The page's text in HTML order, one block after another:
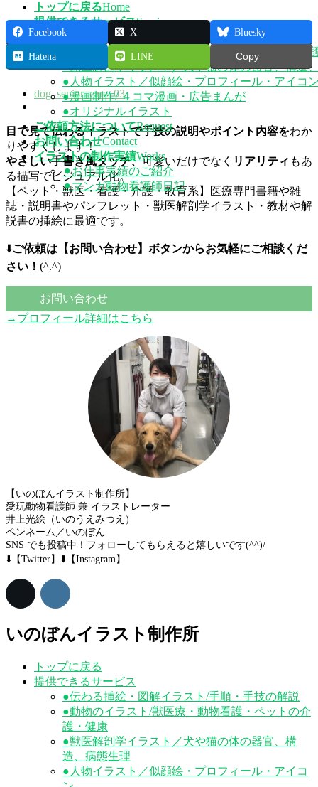
トップに戻るHome
提供できるサービスService
●伝わる挿絵・図解イラスト/手順・手技の解説
●動物のイラスト/獣医療・動物看護・ペットの介
●獣医解剖学イラスト／犬や猫の体の器官、構造
●人物イラスト／似顔絵・プロフィール・アイコ
●漫画制作/ ４コマ漫画・広告まんが
●オリジナルイラスト
ご依頼方法についてRequest
お問い合わせContact
イラストの制作実績Works
⚫︎お仕事実績のご紹介
⚫︎マンガ動物看護師日記
Facebook X Bluesky
Hatena LINE Copy
dog_senior_care_03
目で見て伝わるイラストで手技の説明やポイント内容をわか
りやすくします！
やさしい手書き風タッチ、可愛いだけでなく リアリティ もあ
る描写でビジュアル化。
【ペット・獣医・看護・介護・教育系】医療専門書籍や雑
誌・説明書やパンフレット・獣医解剖学イラスト・教材や解
説書の挿絵に最適です。
⬇️ご依頼は【お問い合わせ】ボタンからお気軽にご相談くだ
さい！ (^.^)
お問い合わせ
→プロフィール詳細はこちら
【いのぼんイラスト制作所】
愛玩動物看護師 兼 イラストレーター
井上光絵（いのうえみつえ）
ペンネーム／いのぼん
SNS でも投稿中！フォローしてもらえると嬉しいです(^^)/
⬇️【Twitter】⬇️【Instagram】
いのぼんイラスト制作所
トップに戻る
提供できるサービス
●伝わる挿絵・図解イラスト/手順・手技の解説
●動物のイラスト/獣医療・動物看護・ペットの介
護・健康
●獣医解剖学イラスト／犬や猫の体の器官、構
造、病態生理
●人物イラスト／似顔絵・プロフィール・アイコ